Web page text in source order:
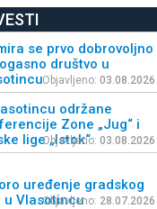
se prvo dobrovoljno
društvo u
Objavljeno: 03.08.2026
održane
Zone „Jug“ i
lige „Istok“
Objavljeno: 03.08.2026
uređenje gradskog
u Vlasotincu
Objavljeno: 28.07.2026